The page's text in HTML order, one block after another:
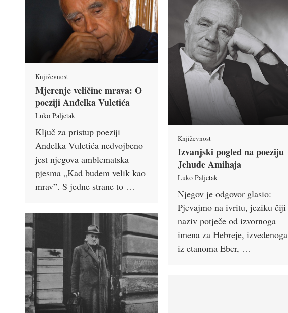
Književnost
Mjerenje veličine mrava: O
poeziji Anđelka Vuletića
Luko Paljetak
Ključ za pristup poeziji
Anđelka Vuletića nedvojbeno
jest njegova amblematska
pjesma „Kad budem velik kao
mrav”. S jedne strane to …
Književnost
Izvanjski pogled na poeziju
Jehude Amihaja
Luko Paljetak
Njegov je odgovor glasio:
Pjevajmo na ivritu, jeziku čiji
naziv potječe od izvornoga
imena za Hebreje, izvedenoga
iz etanoma Eber, …